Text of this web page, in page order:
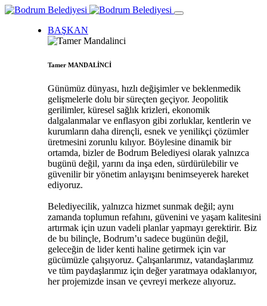
BAŞKAN
Tamer MANDALİNCİ
Günümüz dünyası, hızlı değişimler ve beklenmedik
gelişmelerle dolu bir süreçten geçiyor. Jeopolitik
gerilimler, küresel sağlık krizleri, ekonomik
dalgalanmalar ve enflasyon gibi zorluklar, kentlerin ve
kurumların daha dirençli, esnek ve yenilikçi çözümler
üretmesini zorunlu kılıyor. Böylesine dinamik bir
ortamda, bizler de Bodrum Belediyesi olarak yalnızca
bugünü değil, yarını da inşa eden, sürdürülebilir ve
güvenilir bir yönetim anlayışını benimseyerek hareket
ediyoruz.
Belediyecilik, yalnızca hizmet sunmak değil; aynı
zamanda toplumun refahını, güvenini ve yaşam kalitesini
artırmak için uzun vadeli planlar yapmayı gerektirir. Biz
de bu bilinçle, Bodrum’u sadece bugünün değil,
geleceğin de lider kenti haline getirmek için var
gücümüzle çalışıyoruz. Çalışanlarımız, vatandaşlarımız
ve tüm paydaşlarımız için değer yaratmaya odaklanıyor,
her projemizde insan ve çevreyi merkeze alıyoruz.